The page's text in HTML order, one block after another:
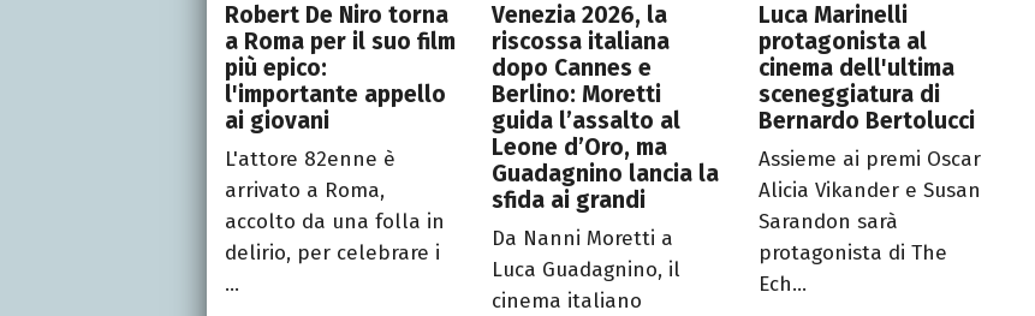
Robert De Niro torna
a Roma per il suo film
più epico:
l'importante appello
ai giovani
L'attore 82enne è
arrivato a Roma,
accolto da una folla in
delirio, per celebrare i
...
Venezia 2026, la
riscossa italiana
dopo Cannes e
Berlino: Moretti
guida l’assalto al
Leone d’Oro, ma
Guadagnino lancia la
sfida ai grandi
Da Nanni Moretti a
Luca Guadagnino, il
cinema italiano
Luca Marinelli
protagonista al
cinema dell'ultima
sceneggiatura di
Bernardo Bertolucci
Assieme ai premi Oscar
Alicia Vikander e Susan
Sarandon sarà
protagonista di The
Ech...